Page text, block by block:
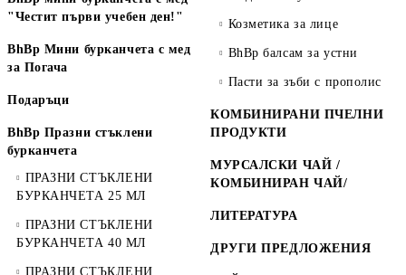
"Честит първи учебен ден!"
BhBp Мини бурканчета с мед
за Погача
Подаръци
BhBp Празни стъклени
бурканчета
ПРАЗНИ СТЪКЛЕНИ
БУРКАНЧЕТА 25 МЛ
ПРАЗНИ СТЪКЛЕНИ
БУРКАНЧЕТА 40 МЛ
ПРАЗНИ СТЪКЛЕНИ
Козметика за лице
BhBp балсам за устни
Пасти за зъби с прополис
КОМБИНИРАНИ ПЧЕЛНИ
ПРОДУКТИ
МУРСАЛСКИ ЧАЙ /
КОМБИНИРАН ЧАЙ/
ЛИТЕРАТУРА
ДРУГИ ПРЕДЛОЖЕНИЯ